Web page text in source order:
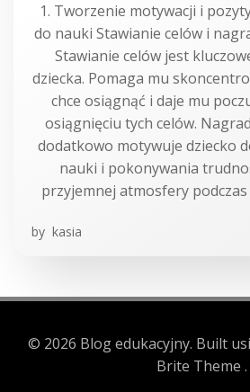
1. Tworzenie motywacji i
do nauki Stawianie celów i
Stawianie celów jest
dziecka. Pomaga mu
chce osiągnąć i daje mu
osiągnięciu tych celów.
dodatkowo motywuje dziecko
nauki i pokonywania
przyjemnej atmosfery
by kasia
© 2026 Blog edukacyjny. Built
Brite Theme .